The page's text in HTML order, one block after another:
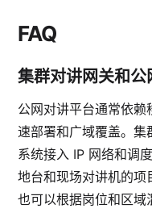
FAQ
集群对讲网关和公
公网对讲平台通常依
速部署和广域覆盖。集
系统接入 IP 网络和调
地台和现场对讲机的项
也可以根据岗位和区域